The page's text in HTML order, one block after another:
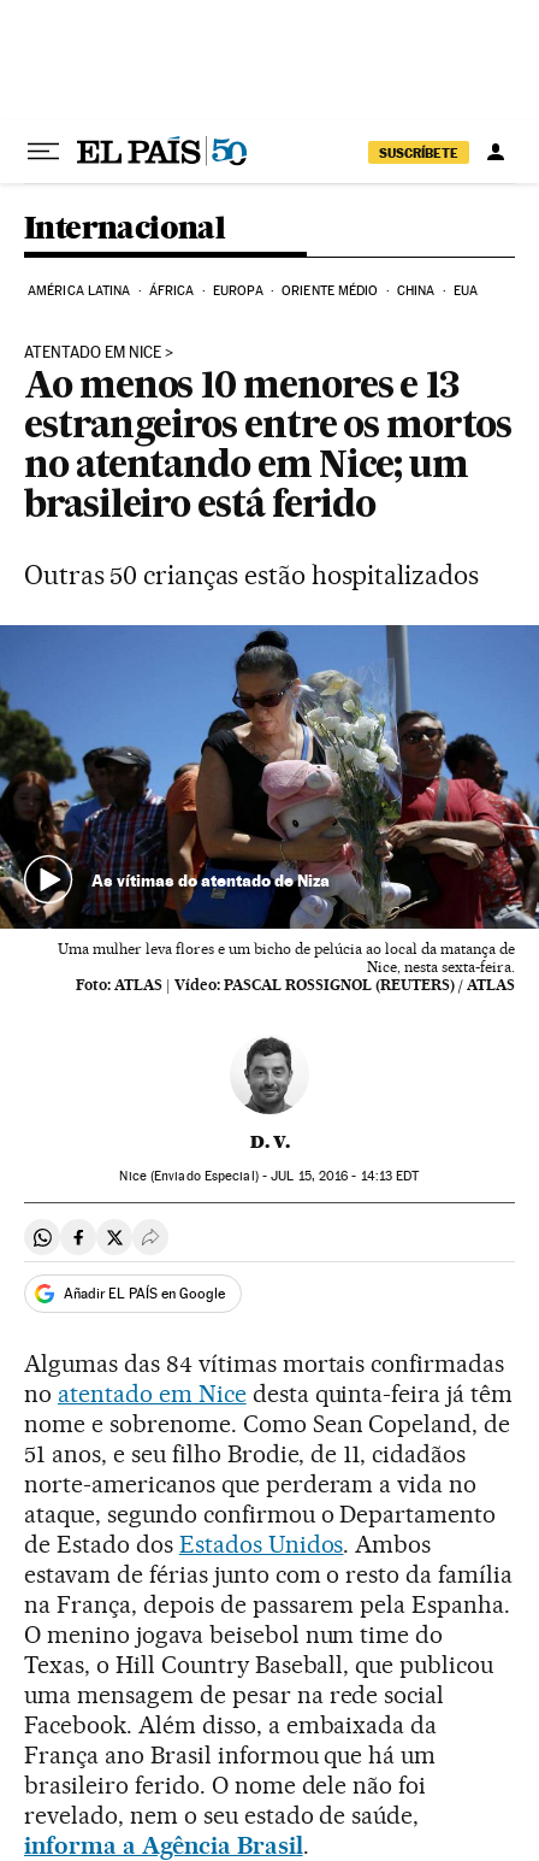
SUSCRÍBETE
Internacional
AMÉRICA LATINA ÁFRICA EUROPA ORIENTE MÉDIO CHINA EUA
ATENTADO EM NICE
Ao menos 10 menores e 13
estrangeiros entre os mortos
no atentando em Nice; um
brasileiro está ferido
Outras 50 crianças estão hospitalizados
As vítimas do atentado de Niza
Uma mulher leva flores e um bicho de pelúcia ao local da matança de
Nice, nesta sexta-feira.
Foto: ATLAS | Vídeo: PASCAL ROSSIGNOL (REUTERS) / ATLAS
D. V.
Nice (Enviado Especial) -JUL 15, 2016 - 14:13 EDT
Compartir en Whatsapp
Compartir en Facebook
Compartir en Twitter
Desplegar Redes Sociales
Añadir EL PAÍS en Google
Algumas das 84 vítimas mortais confirmadas
no atentado em Nicedesta quinta-feira já têm
nome e sobrenome. Como Sean Copeland, de
51 anos, e seu filho Brodie, de 11, cidadãos
norte-americanos que perderam a vida no
ataque, segundo confirmou o Departamento
de Estado dos Estados Unidos. Ambos
estavam de férias junto com o resto da família
na França, depois de passarem pela Espanha.
O menino jogava beisebol num time do
Texas, o Hill Country Baseball, que publicou
uma mensagem de pesar na rede social
Facebook. Além disso, a embaixada da
França ano Brasil informou que há um
brasileiro ferido. O nome dele não foi
revelado, nem o seu estado de saúde,
informa a Agência Brasil.